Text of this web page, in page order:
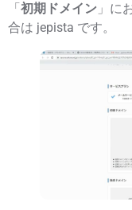
「 初期ドメイン 」に
合は jepista です。